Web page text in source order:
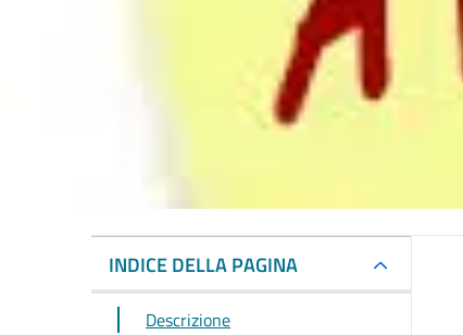
INDICE DELLA PAGINA
Descrizione